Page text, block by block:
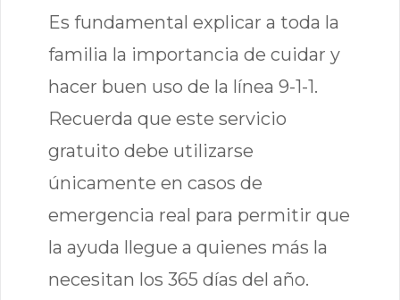
Es fundamental explicar a toda la
familia la importancia de cuidar y
hacer buen uso de la línea 9-1-1.
Recuerda que este servicio
gratuito debe utilizarse
únicamente en casos de
emergencia real para permitir que
la ayuda llegue a quienes más la
necesitan los 365 días del año.